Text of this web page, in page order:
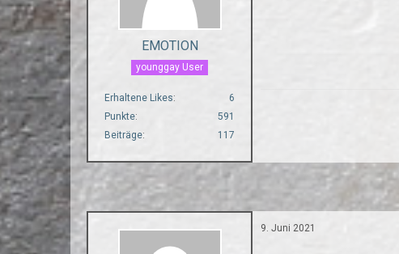
EMOTION
younggay User
Erhaltene Likes
6
Punkte
591
Beiträge
117
9. Juni 2021